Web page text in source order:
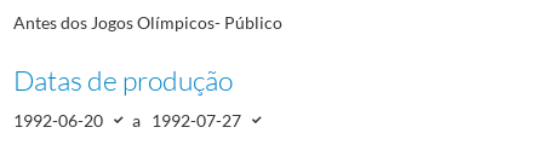
Antes dos Jogos Olímpicos- Público
Datas de produção
1992-06-20 a 1992-07-27